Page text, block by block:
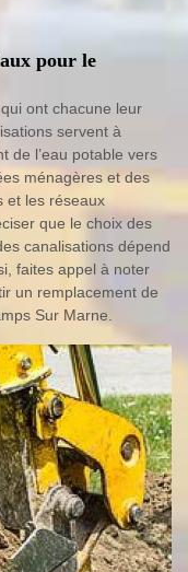
pour le
ont chacune leur
servent à
de l’eau potable vers
ménagères et des
et les réseaux
que le choix des
canalisations dépend
faites appel à noter
un remplacement de
Sur Marne.